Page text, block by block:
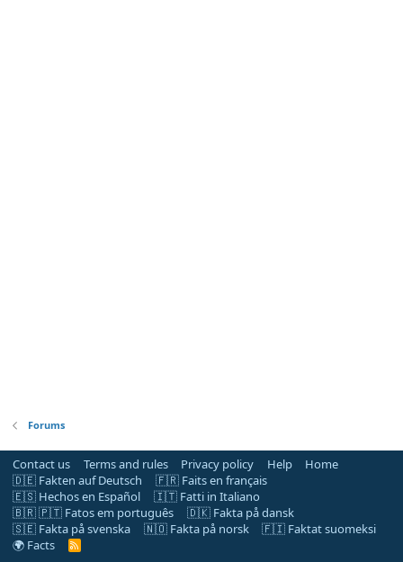
Forums
Contact us Terms and rules Privacy policy Help
Home
🇩🇪 Fakten auf Deutsch
🇫🇷 Faits en français
🇪🇸 Hechos en Español
🇮🇹 Fatti in Italiano
🇧🇷 🇵🇹 Fatos em português
🇩🇰 Fakta på dansk
🇸🇪 Fakta på svenska
🇳🇴 Fakta på norsk
🇫🇮 Faktat suomeksi
🌍 Facts
R